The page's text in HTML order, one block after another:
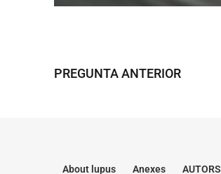
PREGUNTA ANTERIOR
About lupus Anexes AUTORS